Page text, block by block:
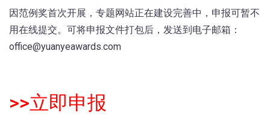
因范例奖首次开展，专题网站正在建设完善中，申报可暂不
用在线提交。可将申报文件打包后，发送到电子邮箱：
office@yuanyeawards.com
>>立即申报